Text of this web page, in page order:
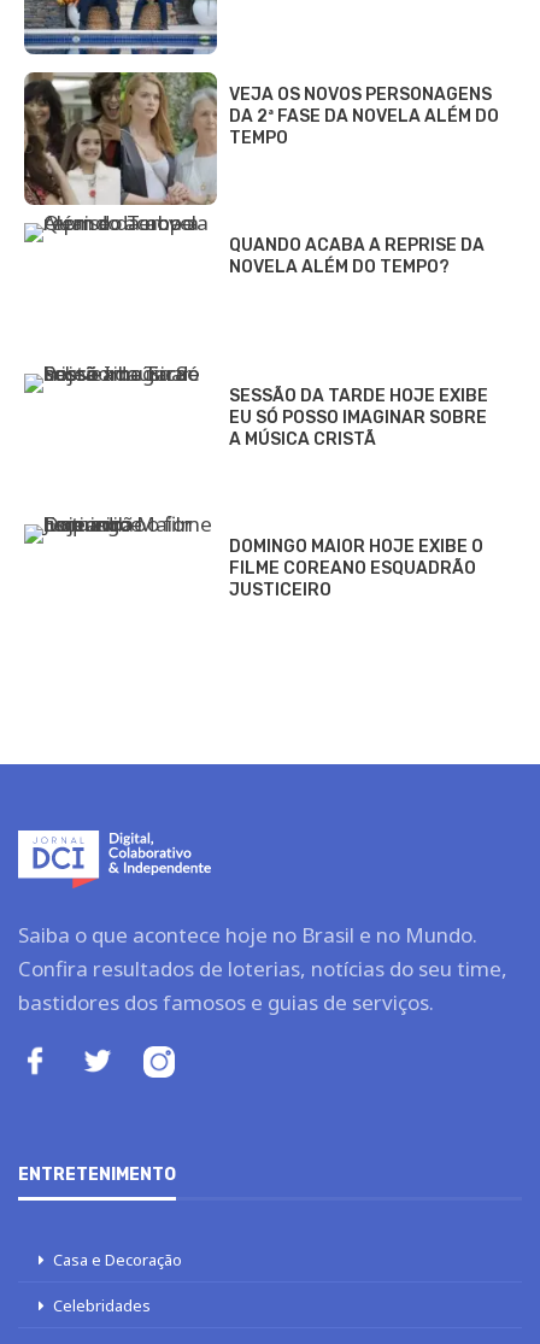
VEJA OS NOVOS PERSONAGENS
DA 2ª FASE DA NOVELA ALÉM DO
TEMPO
QUANDO ACABA A REPRISE DA
NOVELA ALÉM DO TEMPO?
SESSÃO DA TARDE HOJE EXIBE
EU SÓ POSSO IMAGINAR SOBRE
A MÚSICA CRISTÃ
DOMINGO MAIOR HOJE EXIBE O
FILME COREANO ESQUADRÃO
JUSTICEIRO
Saiba o que acontece hoje no Brasil e no Mundo.
Confira resultados de loterias, notícias do seu time,
bastidores dos famosos e guias de serviços.
ENTRETENIMENTO
Casa e Decoração
Celebridades